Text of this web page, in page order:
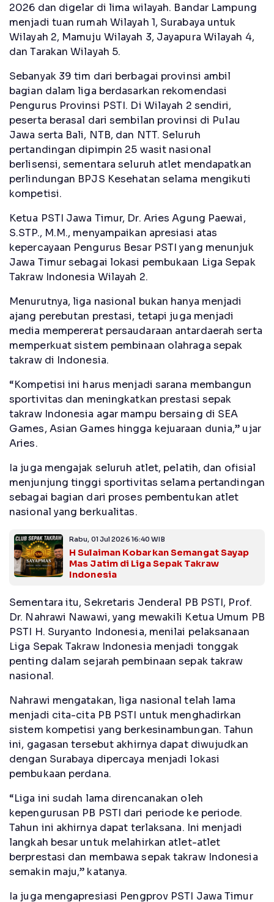
2026 dan digelar di lima wilayah. Bandar Lampung
menjadi tuan rumah Wilayah 1, Surabaya untuk
Wilayah 2, Mamuju Wilayah 3, Jayapura Wilayah 4,
dan Tarakan Wilayah 5.
Sebanyak 39 tim dari berbagai provinsi ambil
bagian dalam liga berdasarkan rekomendasi
Pengurus Provinsi PSTI. Di Wilayah 2 sendiri,
peserta berasal dari sembilan provinsi di Pulau
Jawa serta Bali, NTB, dan NTT. Seluruh
pertandingan dipimpin 25 wasit nasional
berlisensi, sementara seluruh atlet mendapatkan
perlindungan BPJS Kesehatan selama mengikuti
kompetisi.
Ketua PSTI Jawa Timur, Dr. Aries Agung Paewai,
S.STP., M.M., menyampaikan apresiasi atas
kepercayaan Pengurus Besar PSTI yang menunjuk
Jawa Timur sebagai lokasi pembukaan Liga Sepak
Takraw Indonesia Wilayah 2.
Menurutnya, liga nasional bukan hanya menjadi
ajang perebutan prestasi, tetapi juga menjadi
media mempererat persaudaraan antardaerah serta
memperkuat sistem pembinaan olahraga sepak
takraw di Indonesia.
“Kompetisi ini harus menjadi sarana membangun
sportivitas dan meningkatkan prestasi sepak
takraw Indonesia agar mampu bersaing di SEA
Games, Asian Games hingga kejuaraan dunia,” ujar
Aries.
Ia juga mengajak seluruh atlet, pelatih, dan ofisial
menjunjung tinggi sportivitas selama pertandingan
sebagai bagian dari proses pembentukan atlet
nasional yang berkualitas.
Rabu, 01 Jul 2026 16:40 WIB
H Sulaiman Kobarkan Semangat Sayap
Mas Jatim di Liga Sepak Takraw
Indonesia
Sementara itu, Sekretaris Jenderal PB PSTI, Prof.
Dr. Nahrawi Nawawi, yang mewakili Ketua Umum PB
PSTI H. Suryanto Indonesia, menilai pelaksanaan
Liga Sepak Takraw Indonesia menjadi tonggak
penting dalam sejarah pembinaan sepak takraw
nasional.
Nahrawi mengatakan, liga nasional telah lama
menjadi cita-cita PB PSTI untuk menghadirkan
sistem kompetisi yang berkesinambungan. Tahun
ini, gagasan tersebut akhirnya dapat diwujudkan
dengan Surabaya dipercaya menjadi lokasi
pembukaan perdana.
“Liga ini sudah lama direncanakan oleh
kepengurusan PB PSTI dari periode ke periode.
Tahun ini akhirnya dapat terlaksana. Ini menjadi
langkah besar untuk melahirkan atlet-atlet
berprestasi dan membawa sepak takraw Indonesia
semakin maju,” katanya.
Ia juga mengapresiasi Pengprov PSTI Jawa Timur